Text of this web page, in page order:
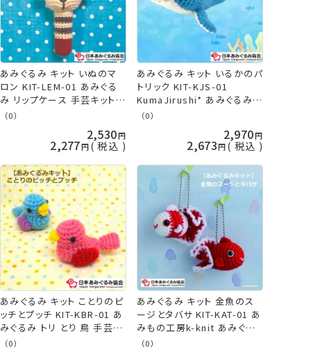
あみぐるみ キット いぬのマ
ロン KIT-LEM-01 あみぐる
み リップケース 手芸キット
日本あみぐるみ協会 KOU
（0）
2,530
2,277 税込
あみぐるみ キット いるかのパ
トリック KIT-KJS-01
KumaJirushi* あみぐるみ
手芸キット 日本あみぐるみ協
（0）
2,970
2,673 税込
あみぐるみ キット ことりのピ
ッチとプッチ KIT-KBR-01 あ
みぐるみ トリ とり 鳥 手芸キ
ット 日本あみぐるみ協会
（0）
あみぐるみ キット 金魚のス
ージとタバサ KIT-KAT-01 あ
みもの工房k-knit あみぐる
み 手芸キット キンギョ 日本
（0）